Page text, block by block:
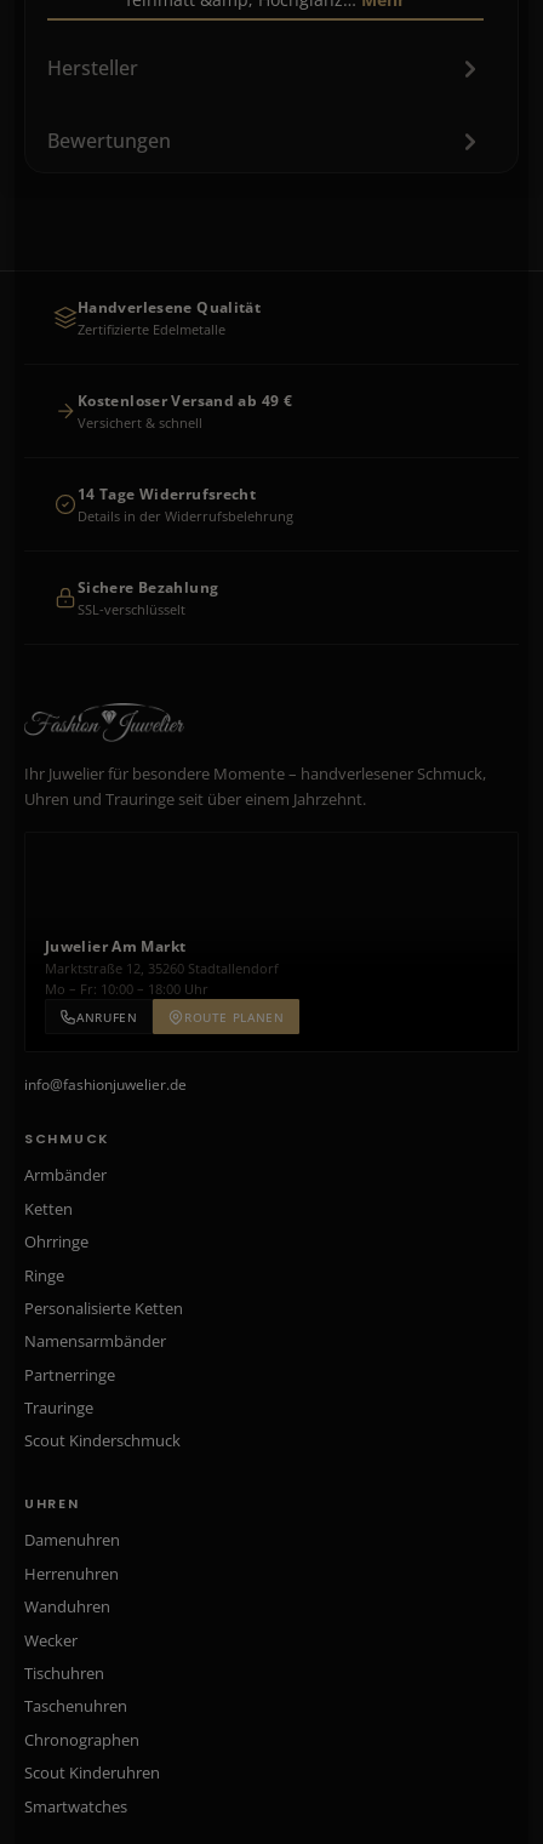
Hersteller
Bewertungen
Handverlesene Qualität
Zertifizierte Edelmetalle
Kostenloser Versand ab 49 €
Versichert & schnell
14 Tage Widerrufsrecht
Details in der Widerrufsbelehrung
Sichere Bezahlung
SSL-verschlüsselt
Ihr Juwelier für besondere Momente – handverlesener Schmuck,
Uhren und Trauringe seit über einem Jahrzehnt.
Juwelier Am Markt
Marktstraße 12, 35260 Stadtallendorf
Mo – Fr: 10:00 – 18:00 Uhr
ANRUFEN ROUTE PLANEN
info@fashionjuwelier.de
SCHMUCK
Armbänder
Ketten
Ohrringe
Ringe
Personalisierte Ketten
Namensarmbänder
Partnerringe
Trauringe
Scout Kinderschmuck
UHREN
Damenuhren
Herrenuhren
Wanduhren
Wecker
Tischuhren
Taschenuhren
Chronographen
Scout Kinderuhren
Smartwatches